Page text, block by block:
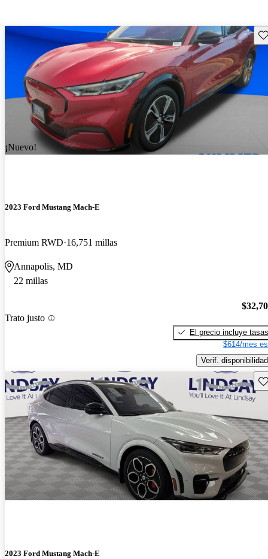
¡Nuevo!
2023 Ford Mustang Mach-E
Premium RWD 16,751 millas
Annapolis, MD
22 millas
Trato justo
El precio incluye tasas
$614/mes
Verif. disponibilidad
2023 Ford Mustang Mach-E